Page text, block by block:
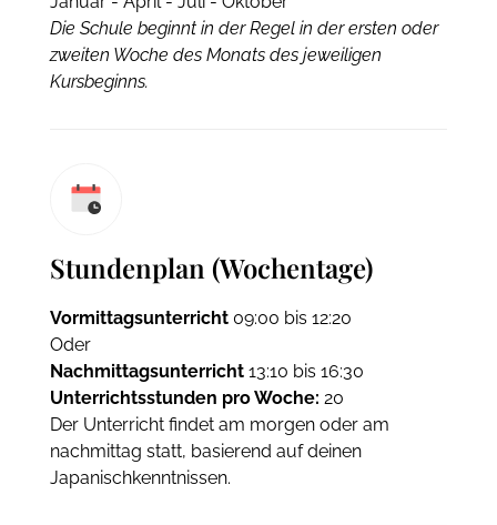
Die Schule beginnt in der Regel in der ersten oder
zweiten Woche des Monats des jeweiligen
Kursbeginns.
Stundenplan (Wochentage)
Vormittagsunterricht09:00 bis 12:20
Oder
Nachmittagsunterricht13:10 bis 16:30
Unterrichtsstunden pro Woche: 20
Der Unterricht findet am morgen oder am
nachmittag statt, basierend auf deinen
Japanischkenntnissen.